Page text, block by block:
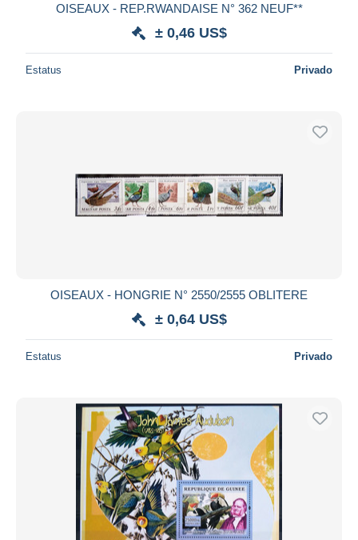
OISEAUX - REP.RWANDAISE N° 362 NEUF**
± 0,46 US$
Estatus Privado
OISEAUX - HONGRIE N° 2550/2555 OBLITERE
± 0,64 US$
Estatus Privado